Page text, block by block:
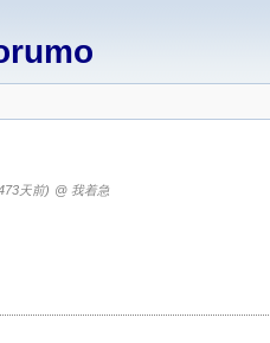
天前) @ 我着急